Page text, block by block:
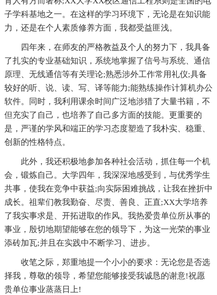
子学科基地之一。在这样的学习环境下，无论是在知识能
力，还是在个人素质修养方面，我都受益匪浅。
四年来，在师友的严格教益及个人的努力下，我具备
了扎实的专业基础知识，系统地掌握了信号与系统、通信
原理、无线通信等有关理论;熟悉涉外工作常用礼仪;具备
较好的听、说、读、写、译等能力;能熟练操作计算机办公
软件。同时，我利用课余时间广泛地涉猎了大量书籍，不
但充实了自己，也培养了自己多方面的技能。更重要的
是，严谨的学风和端正的学习态度塑造了我朴实、稳重、
创新的性格特点。
此外，我还积极地参加各种社会活动，抓住每一个机
会，锻炼自己。大学四年，我深深地感受到，与优秀学生
共事，使我在竞争中获益;向实际困难挑战，让我在挫折中
成长。祖辈们教我勤奋、尽责、善良、正直;XX大学培养
了我实事求是、开拓进取的作风。我热爱贵单位所从事的
事业，殷切地期望能够在您的领导下，为这一光荣的事业
添砖加瓦;并且在实践中不断学习、进步。
收笔之际，郑重地提一个小小的要求：无论您是否选
择我，尊敬的领导，希望您能够接受我诚恳的谢意!祝愿
贵单位事业蒸蒸日上!